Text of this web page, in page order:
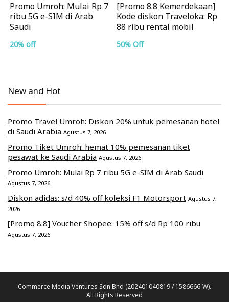
Promo Umroh: Mulai Rp 7
ribu 5G e-SIM di Arab
Saudi
20% off
[Promo 8.8 Kemerdekaan]
Kode diskon Traveloka: Rp
88 ribu rental mobil
50% Off
New and Hot
Promo Travel Umroh: Diskon 20% untuk pemesanan hotel
di Saudi Arabia Agustus 7, 2026
Promo Tiket Umroh: hemat 10% pemesanan tiket
pesawat ke Saudi Arabia Agustus 7, 2026
Promo Umroh: Mulai Rp 7 ribu 5G e-SIM di Arab Saudi
Agustus 7, 2026
Diskon adidas: s/d 40% off koleksi F1 Motorsport Agustus 7,
2026
[Promo 8.8] Voucher Shopee: 15% off s/d Rp 100 ribu
Agustus 7, 2026
Commerce Media Ventures Sdn Bhd (202401040819 / 1586666-W).
All Rights Reserved